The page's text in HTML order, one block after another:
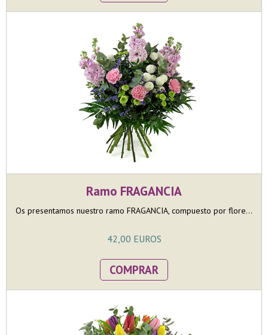
Ramo FRAGANCIA
Os presentamos nuestro ramo FRAGANCIA, compuesto por flore...
42,00 EUROS
COMPRAR